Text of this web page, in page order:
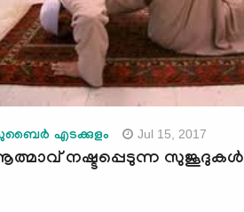
എടക്കുളം Jul 15, 2017
നഷ്ടപ്പെടുന്ന സുജൂദുകള്‍